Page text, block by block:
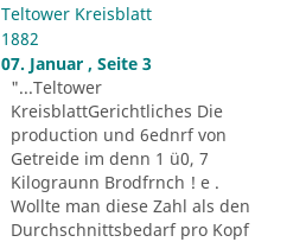
Teltower Kreisblatt
1882
07. Januar , Seite 3
"...Teltower
KreisblattGerichtliches Die
production und 6ednrf von
Getreide im denn 1 ü0, 7
Kilograunn Brodfrnch ! e .
Wollte man diese Zahl als den
Durchschnittsbedarf pro Kopf